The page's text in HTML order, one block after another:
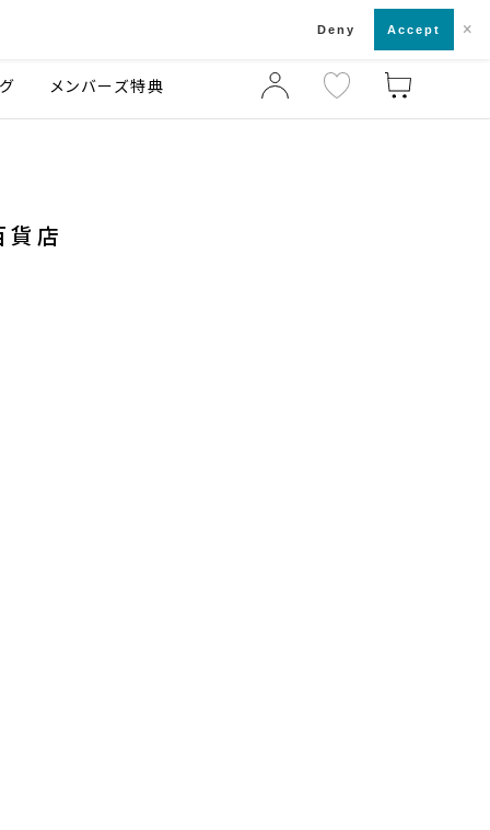
店舗一覧・来店予約
メンバーズ特典
貨店
Deny Accept ×